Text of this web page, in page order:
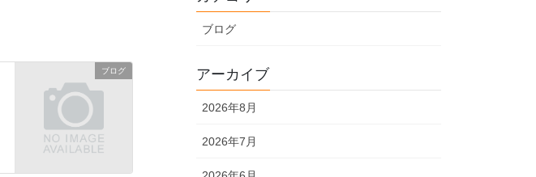
ブログ
ブログ
アーカイブ
2026年8月
2026年7月